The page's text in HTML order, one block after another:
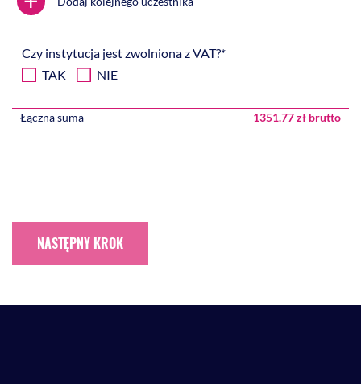
Czy instytucja jest zwolniona z VAT?*
TAK
NIE
Łączna suma 1351.77 zł brutto
NASTĘPNY KROK